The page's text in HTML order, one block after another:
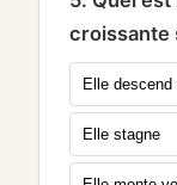
croissante
Elle
Elle stagne